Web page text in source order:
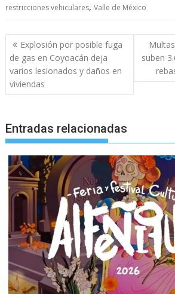
restricciones vehiculares,Valle de México
Navegación
de
entradas
Explosión por posible fuga
de gas en Coyoacán deja
varios lesionados y daños en
viviendas
suben
Entradas relacionadas